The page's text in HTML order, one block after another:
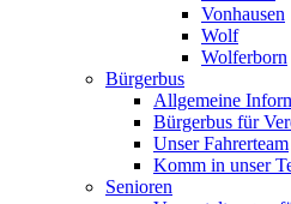
Vonhausen
Wolf
Wolferborn
Bürgerbus
Allgemeine
Bürgerbus für
Unser Fahrerteam
Komm in unser
Senioren